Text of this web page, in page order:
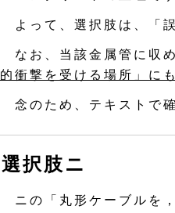
よって、選択肢は、「
なお、当該金属管に収
的衝撃を受ける場所」に
念のため、テキストで
選択肢ニ
ニの「丸形ケーブルを